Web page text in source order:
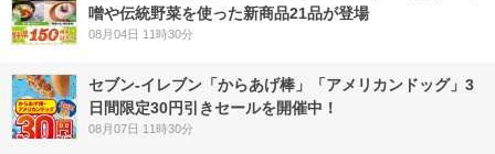
噌や伝統野菜を使った新商品21品が登場
08月04日 11時30分
セブン‐イレブン「からあげ棒」「アメリカンドッグ」3
日間限定30円引きセールを開催中！
08月07日 11時30分